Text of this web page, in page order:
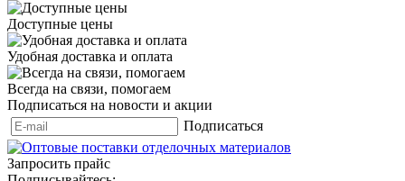
Доступные цены
Удобная доставка и оплата
Всегда на связи, помогаем
Подписаться на новости и акции
Подписаться
Запросить прайс